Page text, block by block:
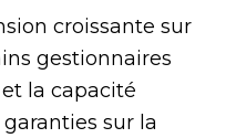
croissante sur
gestionnaires
la capacité
sur la